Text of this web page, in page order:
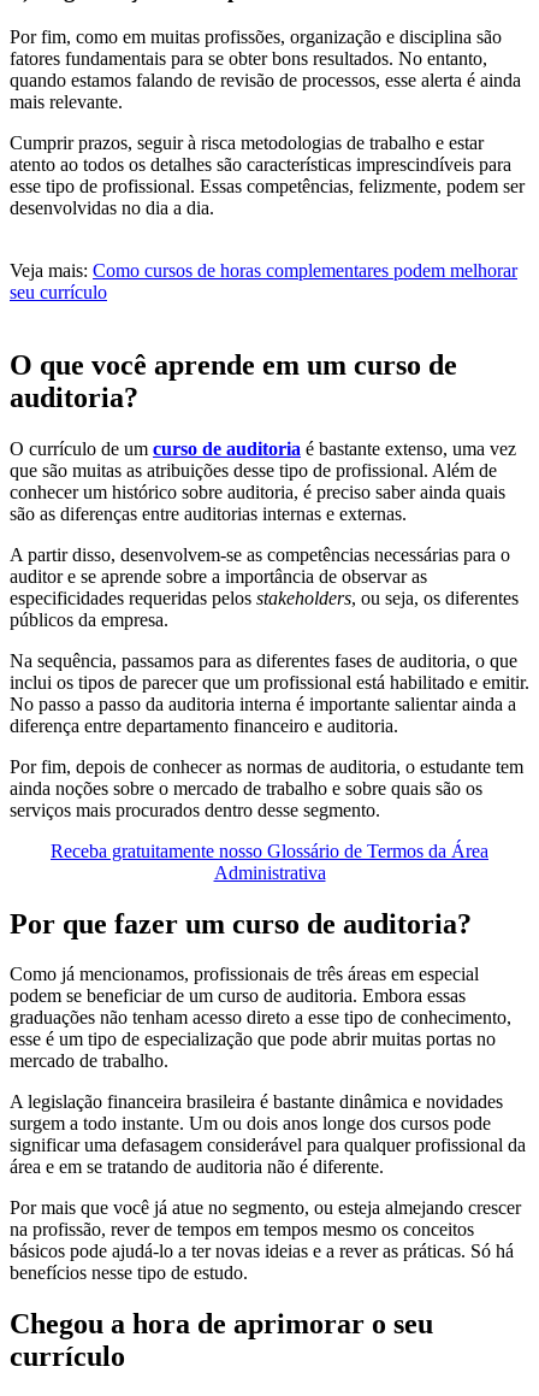
Por fim, como em muitas profissões, organização e disciplina são
fatores fundamentais para se obter bons resultados. No entanto,
quando estamos falando de revisão de processos, esse alerta é ainda
mais relevante.
Cumprir prazos, seguir à risca metodologias de trabalho e estar
atento ao todos os detalhes são características imprescindíveis para
esse tipo de profissional. Essas competências, felizmente, podem ser
desenvolvidas no dia a dia.
Veja mais: Como cursos de horas complementares podem melhorar
seu currículo
O que você aprende em um curso de
auditoria?
O currículo de um curso de auditoria é bastante extenso, uma vez
que são muitas as atribuições desse tipo de profissional. Além de
conhecer um histórico sobre auditoria, é preciso saber ainda quais
são as diferenças entre auditorias internas e externas.
A partir disso, desenvolvem-se as competências necessárias para o
auditor e se aprende sobre a importância de observar as
especificidades requeridas pelos stakeholders, ou seja, os diferentes
públicos da empresa.
Na sequência, passamos para as diferentes fases de auditoria, o que
inclui os tipos de parecer que um profissional está habilitado e emitir.
No passo a passo da auditoria interna é importante salientar ainda a
diferença entre departamento financeiro e auditoria.
Por fim, depois de conhecer as normas de auditoria, o estudante tem
ainda noções sobre o mercado de trabalho e sobre quais são os
serviços mais procurados dentro desse segmento.
Receba gratuitamente nosso Glossário de Termos da Área
Administrativa
Por que fazer um curso de auditoria?
Como já mencionamos, profissionais de três áreas em especial
podem se beneficiar de um curso de auditoria. Embora essas
graduações não tenham acesso direto a esse tipo de conhecimento,
esse é um tipo de especialização que pode abrir muitas portas no
mercado de trabalho.
A legislação financeira brasileira é bastante dinâmica e novidades
surgem a todo instante. Um ou dois anos longe dos cursos pode
significar uma defasagem considerável para qualquer profissional da
área e em se tratando de auditoria não é diferente.
Por mais que você já atue no segmento, ou esteja almejando crescer
na profissão, rever de tempos em tempos mesmo os conceitos
básicos pode ajudá-lo a ter novas ideias e a rever as práticas. Só há
benefícios nesse tipo de estudo.
Chegou a hora de aprimorar o seu
currículo